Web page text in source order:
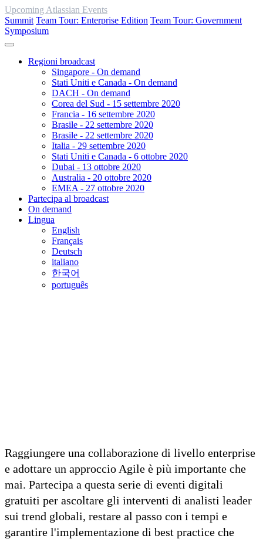
Upcoming Atlassian Events
Summit Team Tour: Enterprise Edition Team Tour: Government
Symposium
Regioni broadcast
Singapore - On demand
Stati Uniti e Canada - On demand
DACH - On demand
Corea del Sud - 15 settembre 2020
Francia - 16 settembre 2020
Brasile - 22 settembre 2020
Brasile - 22 settembre 2020
Italia - 29 settembre 2020
Stati Uniti e Canada - 6 ottobre 2020
Dubai - 13 ottobre 2020
Australia - 20 ottobre 2020
EMEA - 27 ottobre 2020
Partecipa al broadcast
On demand
Lingua
English
Français
Deutsch
italiano
한국어
português
Raggiungere una collaborazione di livello enterprise
e adottare un approccio Agile è più importante che
mai. Partecipa a questa serie di eventi digitali
gratuiti per ascoltare gli interventi di analisti leader
sui trend globali, restare al passo con i tempi e
garantire l'implementazione di best practice che